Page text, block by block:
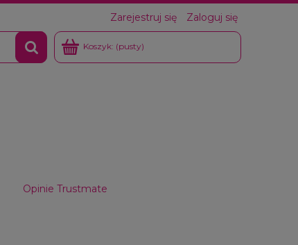
Zarejestruj się Zaloguj się
Koszyk: (pusty)
Opinie Trustmate